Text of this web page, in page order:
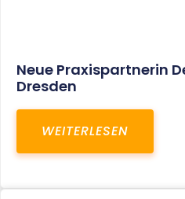
Neue Praxispartnerin
Dresden
WEITERLESEN